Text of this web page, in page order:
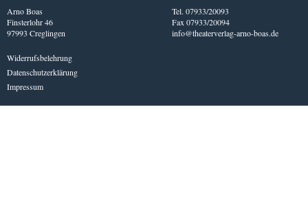
Arno Boas
Finsterlohr 46
97993 Creglingen
Widerrufsbelehrung
Datenschutzerklärung
Impressum
Tel. 07933/20093
Fax 07933/20094
info@theaterverlag-arno-boas.de